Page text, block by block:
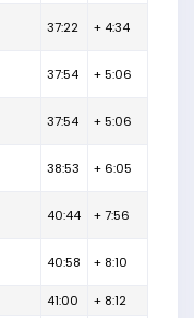
37:22 + 4:34
37:54 + 5:06
37:54 + 5:06
38:53 + 6:05
40:44 + 7:56
40:58 + 8:10
41:00
+ 8:12